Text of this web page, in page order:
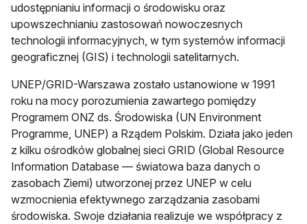
udostępnianiu informacji o środowisku oraz
upowszechnianiu zastosowań nowoczesnych
technologii informacyjnych, w tym systemów informacji
geograficznej (GIS) i technologii satelitarnych.
UNEP/GRID-Warszawa zostało ustanowione w 1991
roku na mocy porozumienia zawartego pomiędzy
Programem ONZ ds. Środowiska (UN Environment
Programme, UNEP) a Rządem Polskim. Działa jako jeden
z kilku ośrodków globalnej sieci GRID (Global Resource
Information Database — światowa baza danych o
zasobach Ziemi) utworzonej przez UNEP w celu
wzmocnienia efektywnego zarządzania zasobami
środowiska. Swoje działania realizuje we współpracy z